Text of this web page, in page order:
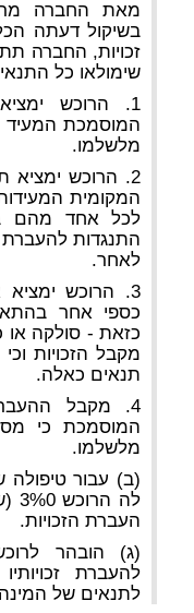
מאת החברה
בשיקול דעתה
זכויות, החברה
שימולאו כל
1. הרוכש
המוסמכת המעיד
מלשלמו.
2. הרוכש
המקומית
לכל אחד מהם
התנגדות להעברת
לאחר.
3. הרוכש
כספי אחר
כזאת - סולקה
מקבל הזכויות
תנאים כאלה.
4. מקבל
המוסמכת כי
מלשלמו.
(ב) עבור
העברת הזכויות.
(ג) הובהר
להעברת
לתנאים של